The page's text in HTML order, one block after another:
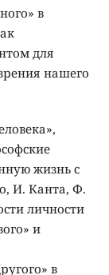
в
для
нашего
жизнь с
И. Канта, Ф.
личности
и
в